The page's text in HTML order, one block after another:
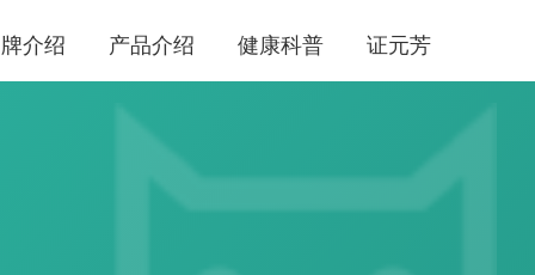
介绍 产品介绍 健康科普 证元芳